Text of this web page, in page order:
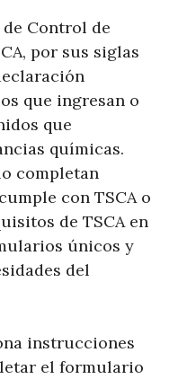
Control de
por sus siglas
que ingresan o
que
químicas.
completan
con TSCA o
de TSCA en
únicos y
del
instrucciones
el formulario